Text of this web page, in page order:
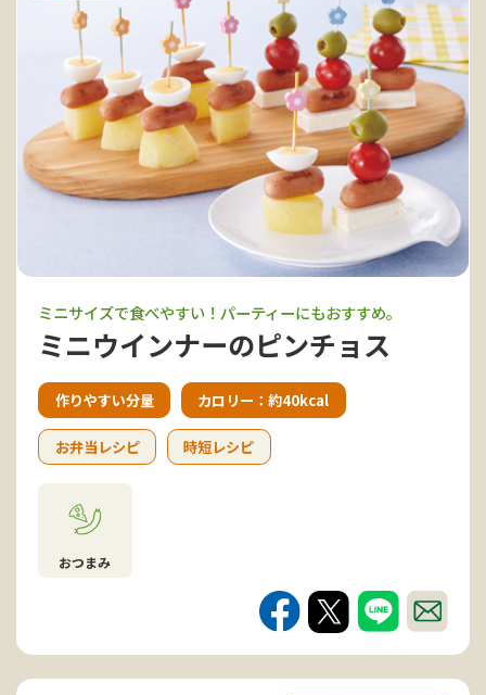
ミニサイズで食べやすい！パーティーにもおすすめ。
ミニウインナーのピンチョス
作りやすい分量 カロリー：約40kcal
お弁当レシピ 時短レシピ
おつまみ